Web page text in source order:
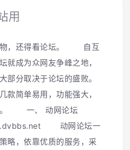
用
物，还得看论坛。 自互
就成为众网友争峰之地，
部分取决于论坛的盛败。
款简单易用，功能强大，
。 一、 动网论坛
动网论坛一
略，依靠优质的服务，采